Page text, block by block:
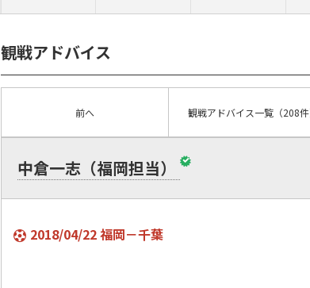
観戦アドバイス
前へ 観戦アドバイス一覧（208件
中倉一志（福岡担当）
2018/04/22 福岡－千葉